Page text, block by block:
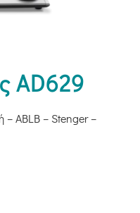
AD629
– ABLB – Stenger –